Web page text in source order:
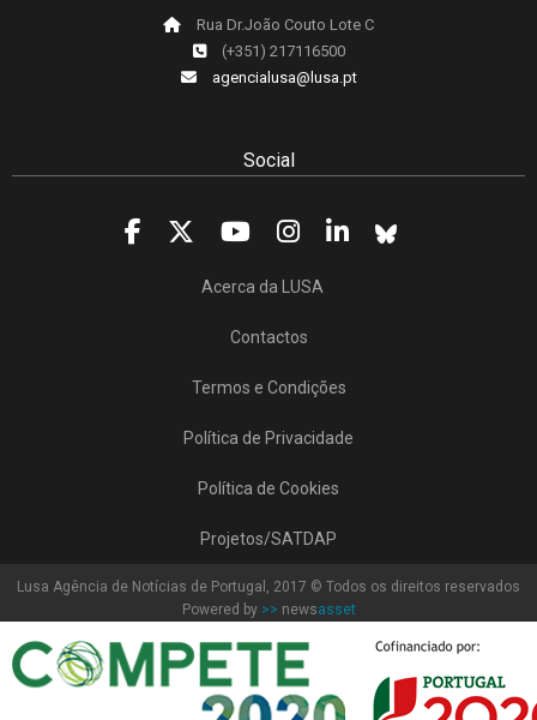
Rua Dr.João Couto Lote C
(+351) 217116500
agencialusa@lusa.pt
Social
Acerca da LUSA
Contactos
Termos e Condições
Política de Privacidade
Política de Cookies
Projetos/SATDAP
Lusa Agência de Notícias de Portugal, 2017 © Todos os direitos reservados
Powered by >> newsasset